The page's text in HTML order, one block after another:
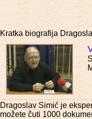
Kratka biografija
Dragoslav Simić je
možete čuti 1000